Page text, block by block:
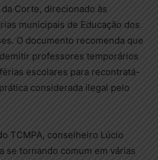
Corte, direcionado às
municipais de Educação dos
O documento recomenda que
professores temporários
escolares para recontratá-
considerada ilegal pelo
TCMPA, conselheiro Lúcio
se tornando comum em várias